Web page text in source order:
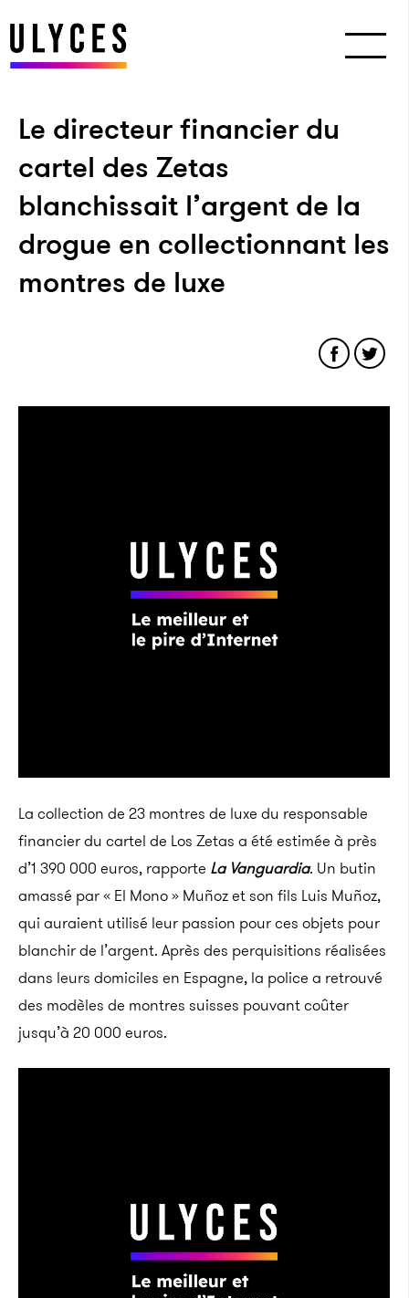
Le directeur financier du
cartel des Zetas
blanchissait l’argent de la
drogue en collectionnant les
montres de luxe
La collection de 23 montres de luxe du responsable
financier du cartel de Los Zetas a été estimée à près
d’1 390 000 euros, rapporte La Vanguardia. Un butin
amassé par « El Mono » Muñoz et son fils Luis Muñoz,
qui auraient utilisé leur passion pour ces objets pour
blanchir de l’argent. Après des perquisitions réalisées
dans leurs domiciles en Espagne, la police a retrouvé
des modèles de montres suisses pouvant coûter
jusqu’à 20 000 euros.